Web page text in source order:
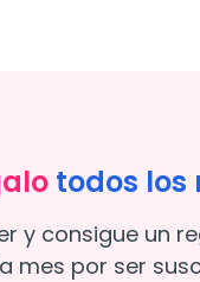
todos los
y consigue un
mes por ser